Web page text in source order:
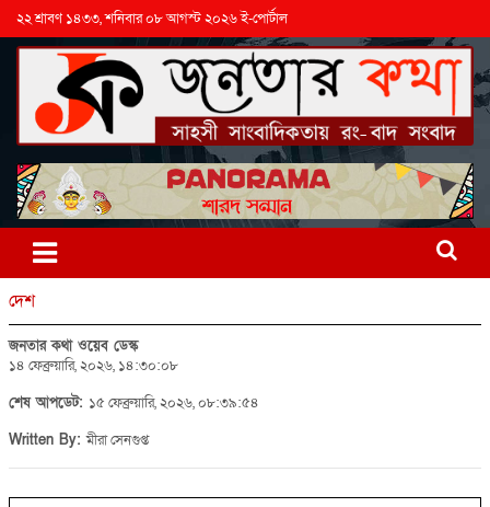
২২ শ্রাবণ ১৪৩৩, শনিবার ০৮ আগস্ট ২০২৬ ই-পোর্টাল
দেশ
জনতার কথা ওয়েব ডেস্ক
১৪ ফেব্রুয়ারি, ২০২৬, ১৪:৩০:০৮
শেষ আপডেট: ১৫ ফেব্রুয়ারি, ২০২৬, ০৮:৩৯:৫৪
Written By:মীরা সেনগুপ্ত